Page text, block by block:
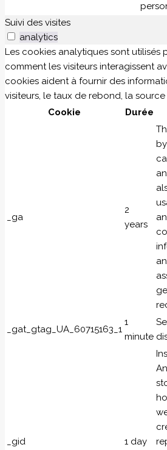
Suivi des visites
analytics
Les cookies analytiques sont utilisés
comment les visiteurs interagissent
cookies aident à fournir des
visiteurs, le taux de rebond, la
Cookie
Durée
_ga
2
years
_gat_gtag_UA_60715163_1
1
minute
_gid 1 day